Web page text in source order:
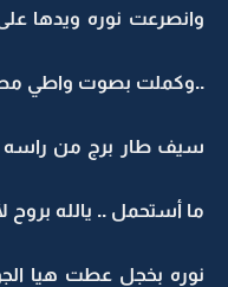
وانصرعت نوره ويدها
..وكملت بصوت واطي
سيف طار برج من راسه
ما أستحمل .. يالله بروح
نوره بخجل عطت هيا